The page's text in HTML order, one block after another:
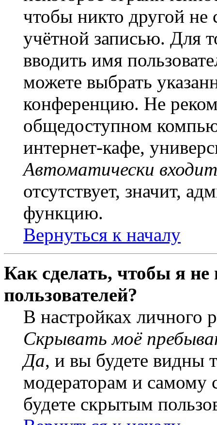
чтобы никто другой не
учётной записью. Для
вводить имя
можете выбрать
конференцию. Не
общедоступном
интернет-кафе,
Автоматически
отсутствует, значит,
функцию.
Вернуться к началу
Как сделать, чтобы я
пользователей?
В настройках личного
Скрывать моё
Да, и вы будете видны
модераторам и самому
будете скрытым